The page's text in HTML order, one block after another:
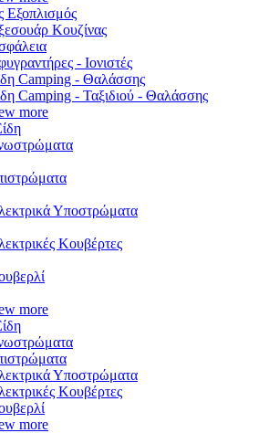
Εξοπλισμός
Κουζίνας
- Ιονιστές
Camping - Θαλάσσης
Camping - Ταξιδιού - Θαλάσσης
more
Υποστρώματα
Κουβέρτες
more
Υποστρώματα
Κουβέρτες
more